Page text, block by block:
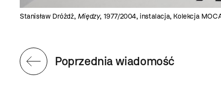
Stanisław Dróżdż, Między, 1977/2004, instalacja, Kolekcja
Poprzednia wiadomość